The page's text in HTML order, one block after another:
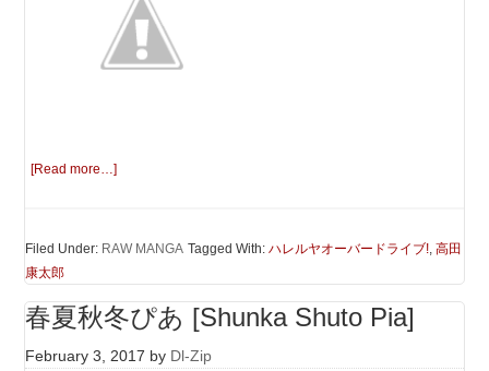
[Read more…]
Filed Under: RAW MANGA Tagged With:ハレルヤオーバードライブ!,高田
康太郎
春夏秋冬ぴあ [Shunka Shuto Pia]
February 3, 2017 by Dl-Zip